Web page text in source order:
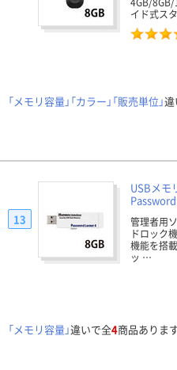
イド式ス
「メモリ容量」「カラー」「販売単位」
USBメモ
管理者用
ドロック
機能を搭
ッ …
13
「メモリ容量」違いで全4商品ありま